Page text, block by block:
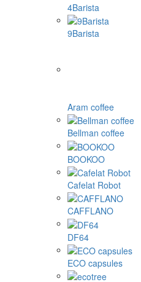
4Barista
9Barista
Aram coffee
Bellman coffee
BOOKOO
Cafelat Robot
CAFFLANO
DF64
ECO capsules